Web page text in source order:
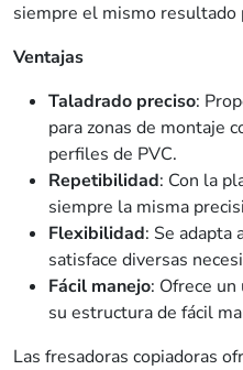
siempre el mismo resultado
Ventajas
Taladrado preciso:
para zonas de montaje
perfiles de PVC.
Repetibilidad: Con la
siempre la misma
Flexibilidad: Se adapta
satisface diversas
Fácil manejo: Ofrece un
su estructura de fácil
Las fresadoras copiadoras